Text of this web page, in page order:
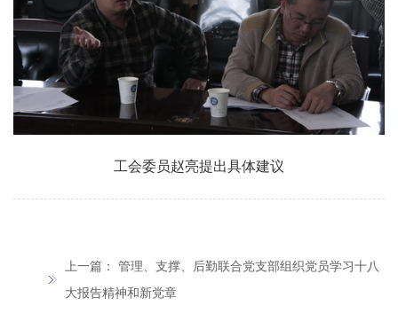
工会委员赵亮提出具体建议
上一篇： 管理、支撑、后勤联合党支部组织党员学习十八
大报告精神和新党章